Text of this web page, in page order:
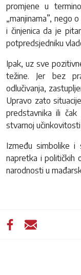
promjene u
„manjinama”, nego
i činjenica da je
potpredsjedniku
Ipak, uz sve
težine. Jer bez
odlučivanja,
Upravo zato
predstavnika ili
stvarnoj
Između simbolike i
napretka i političkih
narodnosti u